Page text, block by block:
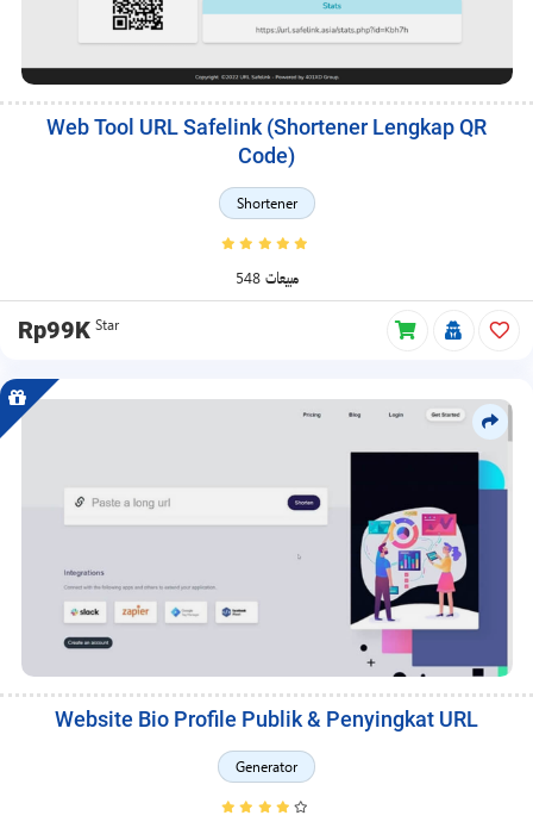
Web Tool URL Safelink (Shortener Lengkap QR
Code)
Shortener
548 مبيعات
Rp99K Star
Website Bio Profile Publik & Penyingkat URL
Generator